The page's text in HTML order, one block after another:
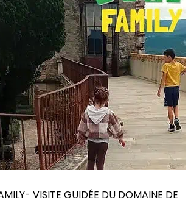
VISITE GUIDÉE DU DOMAINE DE